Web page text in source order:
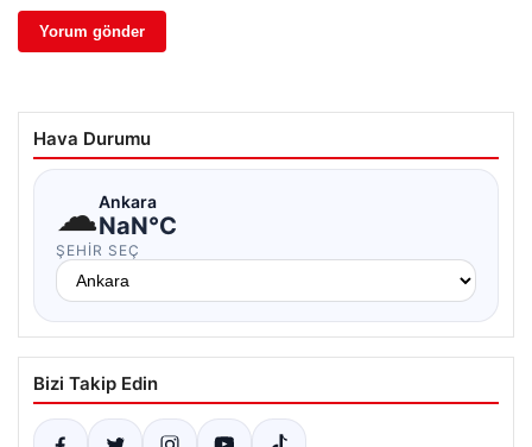
Hava Durumu
☁Ankara
NaN°C
ŞEHIR SEÇ
Bizi Takip Edin